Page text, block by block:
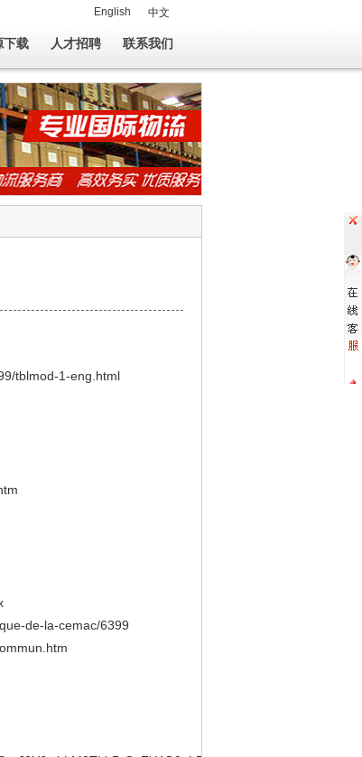
下载 人才招聘 联系我们
中文
English
tblmod-1-eng.html
de-la-cemac/6399